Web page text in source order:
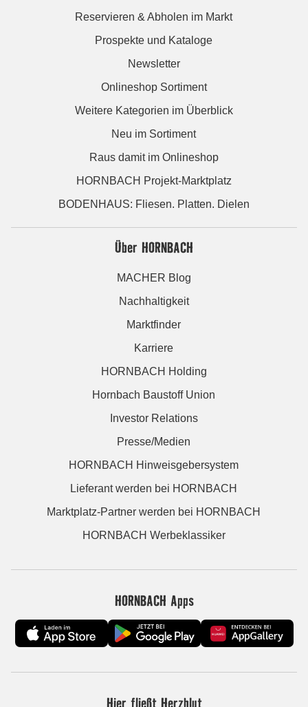
Reservieren & Abholen im Markt
Prospekte und Kataloge
Newsletter
Onlineshop Sortiment
Weitere Kategorien im Überblick
Neu im Sortiment
Raus damit im Onlineshop
HORNBACH Projekt-Marktplatz
BODENHAUS: Fliesen. Platten. Dielen
Über HORNBACH
MACHER Blog
Nachhaltigkeit
Marktfinder
Karriere
HORNBACH Holding
Hornbach Baustoff Union
Investor Relations
Presse/Medien
HORNBACH Hinweisgebersystem
Lieferant werden bei HORNBACH
Marktplatz-Partner werden bei HORNBACH
HORNBACH Werbeklassiker
HORNBACH Apps
Hier fließt Herzblut